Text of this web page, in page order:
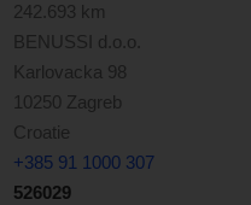
242.693 km
BENUSSI d.o.o.
Karlovacka 98
10250 Zagreb
Croatie
+385 91 1000 307
526029